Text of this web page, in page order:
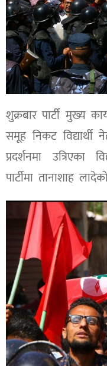
शुक्रबार पार्टी मुख्य
समूह निकट विद्यार्थी
प्रदर्शनमा उत्रिएका
पार्टीमा तानाशाह